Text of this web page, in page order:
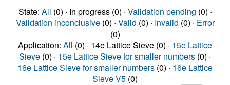
State: All (0) · In progress (0) · Validation pending (0) ·
Validation inconclusive(0) · Valid (0) · Invalid (0) · Error
(0)
Application: All (0) · 14e Lattice Sieve (0) · 15e Lattice
Sieve (0) · 15e Lattice Sieve for smaller numbers (0) ·
16e Lattice Sieve for smaller numbers (0) · 16e Lattice
Sieve V5 (0)